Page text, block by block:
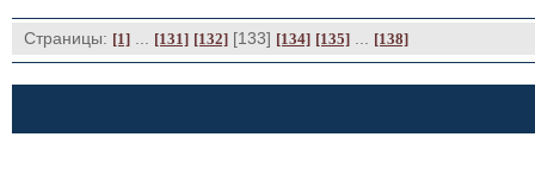
Страницы: [1] [131] [132] [133] [134] [135] [138]